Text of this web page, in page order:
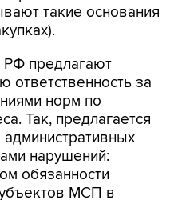
такие основания
РФ предлагают
ответственность за
норм по
Так, предлагается
нарушений:
обязанности
МСП в